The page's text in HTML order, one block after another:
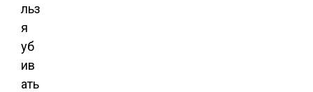
льз
я
уб
ив
ать